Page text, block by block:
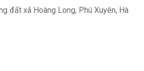
đất xã Hoàng Long, Phú Xuyên, Hà